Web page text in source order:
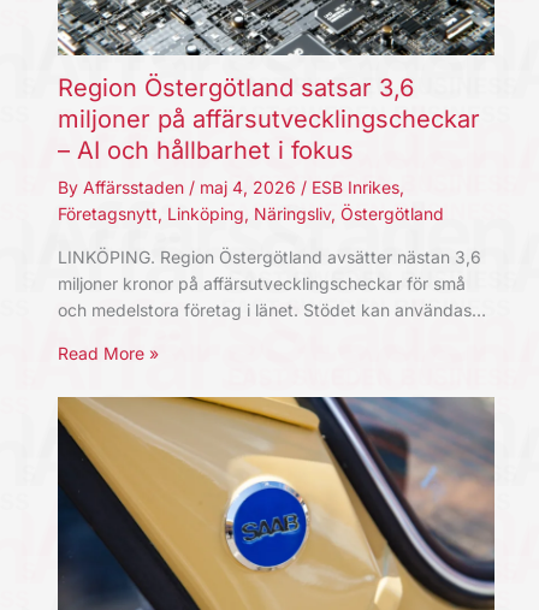
Region Östergötland satsar 3,6
miljoner på affärsutvecklingscheckar
– AI och hållbarhet i fokus
By Affärsstaden / maj 4, 2026 / ESB Inrikes,
Företagsnytt, Linköping, Näringsliv, Östergötland
LINKÖPING. Region Östergötland avsätter nästan 3,6
miljoner kronor på affärsutvecklingscheckar för små
och medelstora företag i länet. Stödet kan användas…
Read More »